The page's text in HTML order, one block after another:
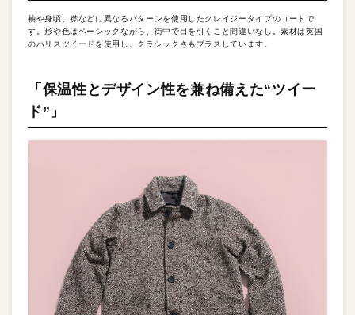
袖や身頃、襟などに異なるパターンを使用したクレイジータイプのコートで
す。形や色はベーシックながら、街中で目を引くこと間違いなし。素材は英国
のハリスツイードを使用し、クラシックさもプラスしています。
「保温性とデザイン性を兼ね備えた“ツイー
ド”」